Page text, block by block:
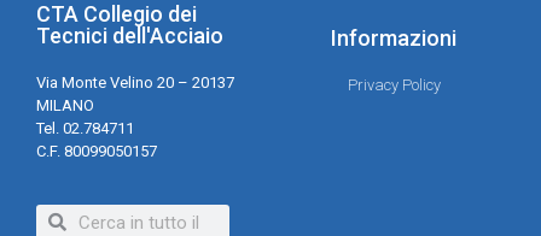
CTA Collegio dei
Tecnici dell'Acciaio
Via Monte Velino 20 – 20137
MILANO
Tel. 02.784711
C.F. 80099050157
Informazioni
Privacy Policy